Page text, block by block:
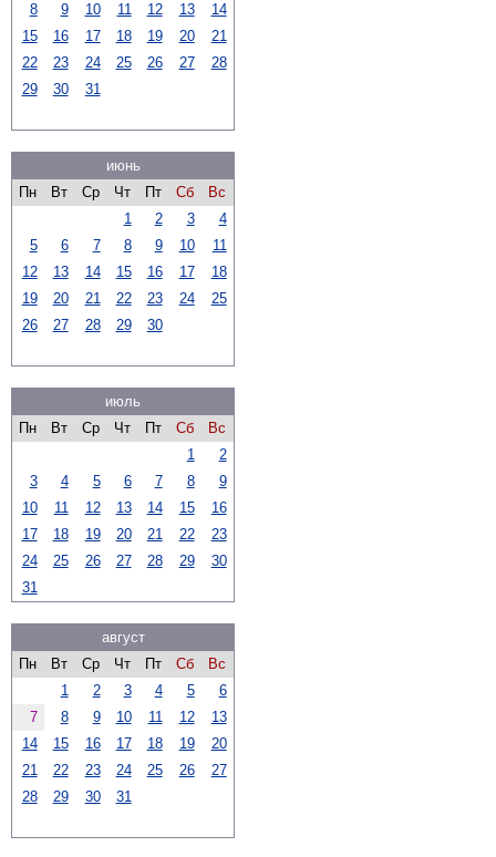
8
9 10 11 12 13
14
15
16 17 18 19 20
21
22
23 24 25 26 27
28
29
30 31
июнь
Пн
Вт Ср Чт Пт Сб
Вс
1
2 3
4
5
6 7 8 9 10
11
12
13 14 15 16 17
18
19
20 21 22 23 24
25
26
27 28 29 30
июль
Пн
Вт Ср Чт Пт Сб
Вс
1
2
3
4 5 6 7 8
9
10
11 12 13 14 15
16
17
18 19 20 21 22
23
24
25 26 27 28 29
30
31
август
Пн
Вт Ср Чт Пт Сб
Вс
1
2 3 4 5
6
7
8 9 10 11 12
13
14
15 16 17 18 19
20
21
22 23 24 25 26
27
28
29 30 31